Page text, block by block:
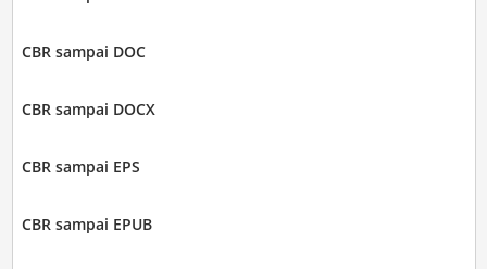
CBR sampai DOC
CBR sampai DOCX
CBR sampai EPS
CBR sampai EPUB